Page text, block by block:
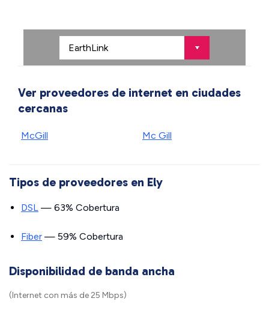
Ver proveedores de internet en ciudades
cercanas
McGill Mc Gill
Tipos de proveedores en Ely
DSL — 63% Cobertura
Fiber — 59% Cobertura
Disponibilidad de banda ancha
(Internet con más de 25 Mbps)